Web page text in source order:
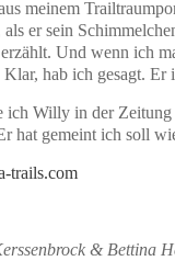
meinem
er sein
Und wenn ich
Klar, hab ich gesagt.
ich Willy in der Zeitung
hat gemeint ich soll
trails.com
& Bettina